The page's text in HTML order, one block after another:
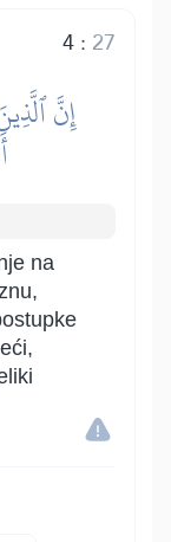
4: 27
إِنَّ
na